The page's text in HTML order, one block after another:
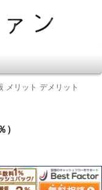
メリット デメリット